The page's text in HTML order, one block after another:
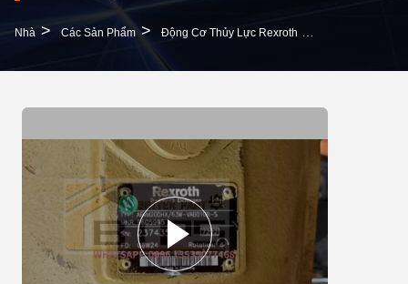
Nhà > Các Sản Phẩm > Động Cơ Thủy Lực Rexroth >